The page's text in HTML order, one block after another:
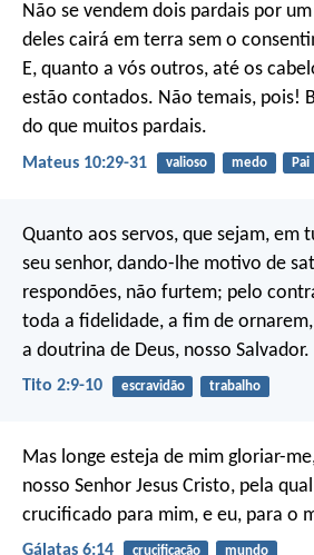
Não se vendem dois pardais por
deles cairá em terra sem o
E, quanto a vós outros, até os
estão contados. Não temais, pois!
do que muitos pardais.
Mateus 10:29-31 valioso medo Pai
Quanto aos servos, que sejam, em
seu senhor, dando-lhe motivo de
respondões, não furtem; pelo
toda a fidelidade, a fim de
a doutrina de Deus, nosso Salvador.
Tito 2:9-10 escravidão trabalho
Mas longe esteja de mim gloriar-
nosso Senhor Jesus Cristo, pela
crucificado para mim, e eu, para o
Gálatas 6:14 crucificação mundo